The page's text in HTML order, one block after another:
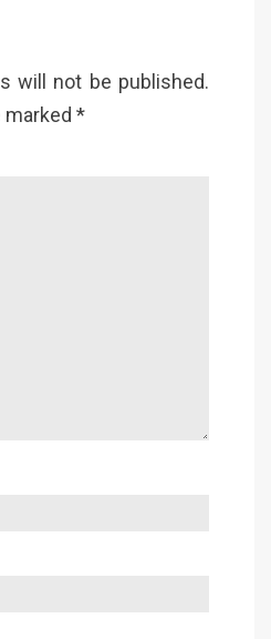
will not be published.
marked *